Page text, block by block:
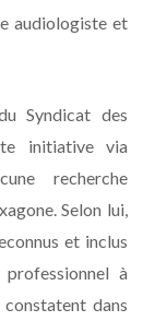
audiologiste et
Syndicat des
initiative via
recherche
Selon lui,
et inclus
à
dans